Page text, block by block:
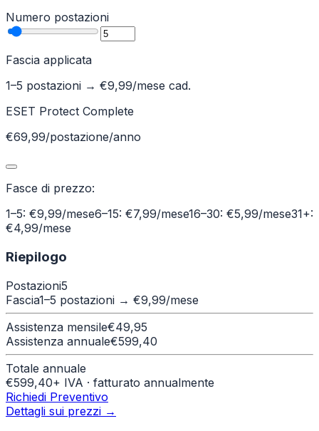
Numero postazioni
Fascia applicata
1–5 postazioni → €9,99/mese cad.
ESET Protect Complete
€69,99/postazione/anno
Fasce di prezzo:
1–5: €9,99/mese6–15: €7,99/mese16–30: €5,99/mese31+:
€4,99/mese
Riepilogo
Postazioni5
Fascia1–5 postazioni → €9,99/mese
Assistenza mensile€49,95
Assistenza annuale€599,40
Totale annuale
€599,40+ IVA · fatturato annualmente
Richiedi Preventivo
Dettagli sui prezzi →